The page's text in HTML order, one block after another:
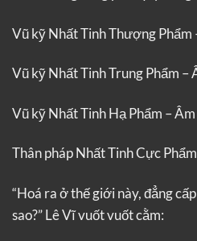
Vũ kỹ Nhất Tinh Thượng Phẩm
Vũ kỹ Nhất Tinh Trung Phẩm –
Vũ kỹ Nhất Tinh Hạ Phẩm – Âm
Thân pháp Nhất Tinh Cực
“Hoá ra ở thế giới này, đẳng
sao?” Lê Vĩ vuốt vuốt cằm: